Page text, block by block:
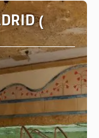
(